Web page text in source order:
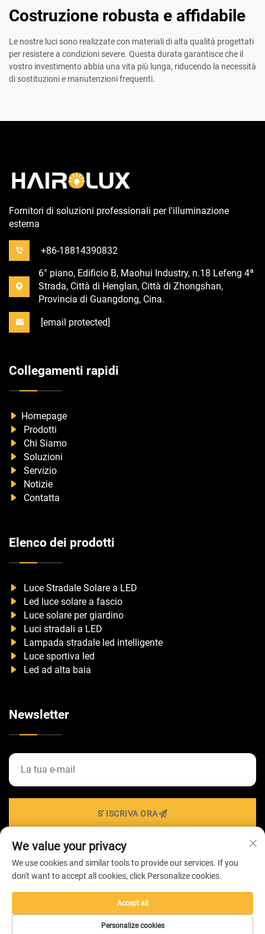
Costruzione robusta e affidabile
Le nostre luci sono realizzate con materiali di alta qualità progettati
per resistere a condizioni severe. Questa durata garantisce che il
vostro investimento abbia una vita più lunga, riducendo la necessità
di sostituzioni e manutenzioni frequenti.
Fornitori di soluzioni professionali per l'illuminazione
esterna
+86-18814390832
6° piano, Edificio B, Maohui Industry, n.18 Lefeng 4ª
Strada, Città di Henglan, Città di Zhongshan,
Provincia di Guangdong, Cina.
[email protected]
Collegamenti rapidi
Homepage
Prodotti
Chi Siamo
Soluzioni
Servizio
Notizie
Contatta
Elenco dei prodotti
Luce Stradale Solare a LED
Led luce solare a fascio
Luce solare per giardino
Luci stradali a LED
Lampada stradale led intelligente
Luce sportiva led
Led ad alta baia
Newsletter
S' ISCRIVA ORA
Diritti d'autore © 2026 di ZHONGSHAN HAIROLUX
We value your privacy
We use cookies and similar tools to provide our services. If you
don't want to accept all cookies, click Personalize cookies.
Personalize cookies
Accept all